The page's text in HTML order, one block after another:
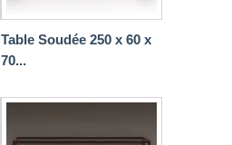
Table Soudée 250 x 60 x
70...